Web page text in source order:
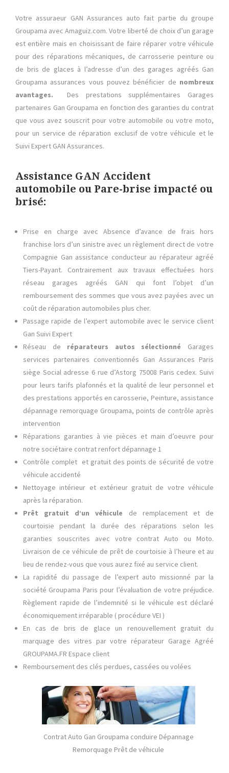
Votre assuraeur GAN Assurances auto fait partie du groupe
Groupama avec Amaguiz.com. Votre liberté de choix d’un garage
est entière mais en choisissant de faire réparer votre véhicule
pour des réparations mécaniques, de carrosserie peinture ou
de bris de glaces à l’adresse d’un des garages agréés Gan
Groupama assurances vous pouvez bénéficier de nombreux
avantages.
Des prestations supplémentaires Garages
partenaires Gan Groupama en fonction des garanties du contrat
que vous avez souscrit pour votre automobile ou votre moto,
pour un service de réparation exclusif de votre véhicule et le
Suivi Expert GAN Assurances.
Assistance GAN Accident
automobile ou Pare-brise impacté ou
brisé:
Prise en charge avec Absence d’avance de frais hors
franchise lors d’un sinistre avec un règlement direct de votre
Compagnie Gan assistance conducteur au réparateur agréé
Tiers-Payant. Contrairement aux travaux effectuées hors
réseau garages agréés GAN qui font l’objet d’un
remboursement des sommes que vous avez payées avec un
coût de réparation automobiles plus cher.
Passage rapide de l’expert automobile avec le service client
Gan Suivi Expert
Réseau de réparateurs autos sélectionné Garages
services partenaires conventionnés Gan Assurances Paris
siège Social adresse 6 rue d’Astorg 75008 Paris cedex. Suivi
pour leurs tarifs plafonnés et la qualité de leur personnel et
des prestations apportés en carosserie, Peinture, assistance
dépannage remorquage Groupama, points de contrôle après
intervention
Réparations garanties à vie pièces et main d’oeuvre pour
notre sociétaire contrat renfort dépannage 1
Contrôle complet et gratuit des points de sécurité de votre
véhicule accidenté
Nettoyage intérieur et extérieur gratuit de votre véhicule
après la réparation.
Prêt gratuit d’un véhicule de remplacement et de
courtoisie pendant la durée des réparations selon les
garanties souscrites avec votre contrat Auto ou Moto.
Livraison de ce véhicule de prêt de courtoisie à l’heure et au
lieu de rendez-vous que vous aurez fixé au service client.
La rapidité du passage de l’expert auto missionné par la
société Groupama Paris pour l’évaluation de votre préjudice.
Règlement rapide de l’indemnité si le véhicule est déclaré
économiquement irréparable ( procédure VEI )
En cas de bris de glace un renouvellement gratuit du
marquage des vitres par votre réparateur Garage Agréé
GROUPAMA.FR Espace client
Remboursement des clés perdues, cassées ou volées
Contrat Auto Gan Groupama conduire Dépannage
Remorquage Prêt de véhicule